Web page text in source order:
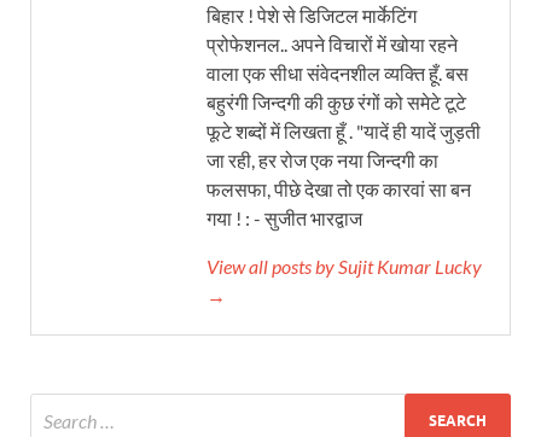
बिहार ! पेशे से डिजिटल मार्केटिंग
प्रोफेशनल.. अपने विचारों में खोया रहने
वाला एक सीधा संवेदनशील व्यक्ति हूँ. बस
बहुरंगी जिन्दगी की कुछ रंगों को समेटे टूटे
फूटे शब्दों में लिखता हूँ . "यादें ही यादें जुड़ती
जा रही, हर रोज एक नया जिन्दगी का
फलसफा, पीछे देखा तो एक कारवां सा बन
गया ! : - सुजीत भारद्वाज
View all posts by Sujit Kumar Lucky
→